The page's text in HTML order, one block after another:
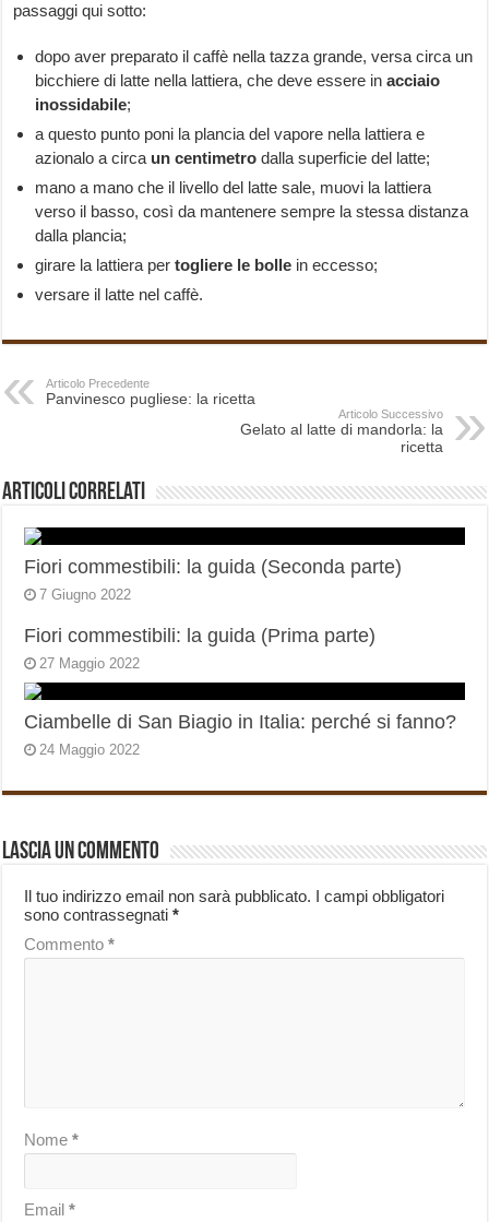
passaggi qui sotto:
dopo aver preparato il caffè nella tazza grande, versa circa un
bicchiere di latte nella lattiera, che deve essere inacciaio
inossidabile;
a questo punto poni la plancia del vapore nella lattiera e
azionalo a circa un centimetro dalla superficie del latte;
mano a mano che il livello del latte sale, muovi la lattiera
verso il basso, così da mantenere sempre la stessa distanza
dalla plancia;
girare la lattiera pertogliere le bolle in eccesso;
versare il latte nel caffè.
Articolo Precedente
Panvinesco pugliese: la ricetta
Articolo Successivo
Gelato al latte di mandorla: la
ricetta
Articoli correlati
Fiori commestibili: la guida (Seconda parte)
7 Giugno 2022
Fiori commestibili: la guida (Prima parte)
27 Maggio 2022
Ciambelle di San Biagio in Italia: perché si fanno?
24 Maggio 2022
Lascia un commento
Il tuo indirizzo email non sarà pubblicato. I campi obbligatori
sono contrassegnati*
Commento*
Nome*
Email*